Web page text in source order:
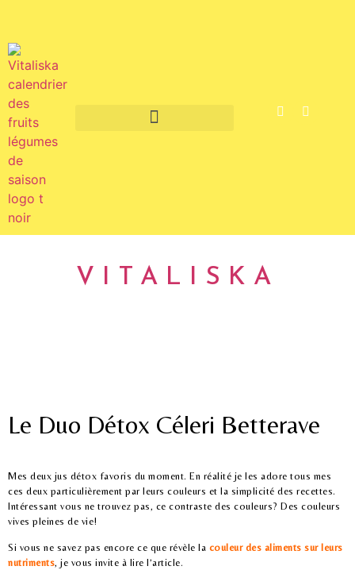
VITALISKA
Le Duo Détox Céleri Betterave
Mes deux jus détox favoris du moment. En réalité je les adore tous mes
ces deux particulièrement par leurs couleurs et la simplicité des recettes.
Intéressant vous ne trouvez pas, ce contraste des couleurs? Des couleurs
vives pleines de vie!
Si vous ne savez pas encore ce que révèle la couleur des aliments sur leurs
nutriments, je vous invite à lire l’article.